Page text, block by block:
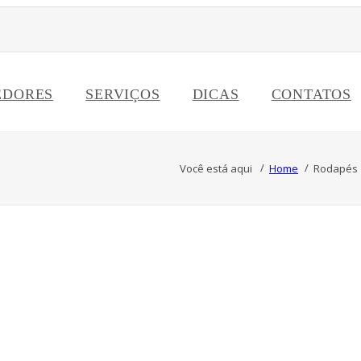
SERVIÇOS DICAS CONTATOS
Você está aqui Home Rodapés